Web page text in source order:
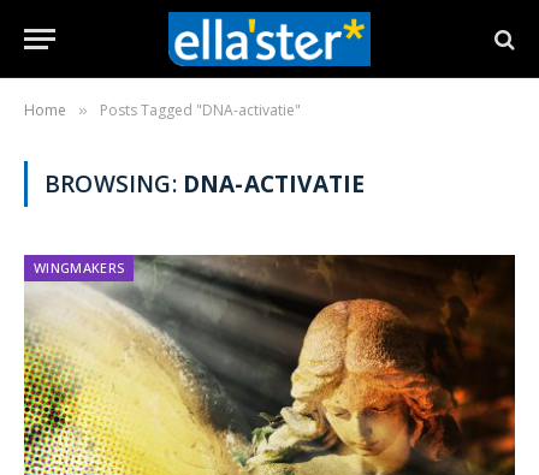
Home » Posts Tagged "DNA-activatie"
BROWSING: DNA-ACTIVATIE
WINGMAKERS